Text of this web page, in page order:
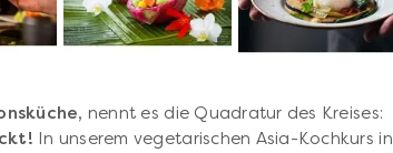
nennt es die Quadratur des Kreises:
In unserem vegetarischen Asia-Kochkurs in